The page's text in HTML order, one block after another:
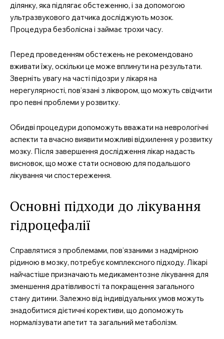
ділянку, яка підлягає обстеженню, і за допомогою
ультразвукового датчика досліджують мозок.
Процедура безболісна і займає трохи часу.
Перед проведенням обстежень не рекомендовано
вживати їжу, оскільки це може вплинути на результати.
Зверніть увагу на часті підозри у лікаря на
нерегулярності, пов’язані з ліквором, що можуть свідчити
про певні проблеми у розвитку.
Обидві процедури допоможуть вважати на неврологічні
аспекти та вчасно виявити можливі відхилення у розвитку
мозку. Після завершення дослідження лікар надасть
висновок, що може стати основою для подальшого
лікування чи спостереження.
Основні підходи до лікування
гідроцефалії
Справлятися з проблемами, пов’язаними з надмірною
рідиною в мозку, потребує комплексного підходу. Лікарі
найчастіше призначають медикаментозне лікування для
зменшення дратівливості та покращення загального
стану дитини. Залежно від індивідуальних умов можуть
знадобитися дієтичні корективи, що допоможуть
нормалізувати апетит та загальний метаболізм.